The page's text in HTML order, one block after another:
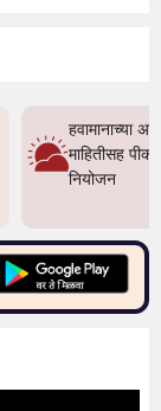
हवामानाच्या
माहितीसह पीक
नियोजन